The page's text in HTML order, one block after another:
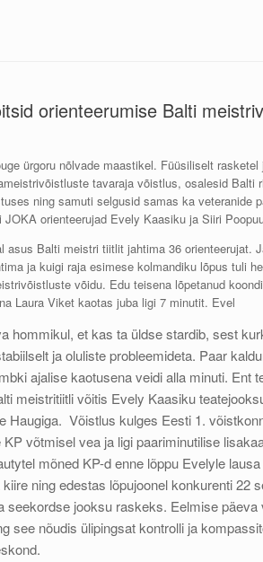
orienteerumise Balti
ürgoru nõlvade maastikel. Füüsiliselt
tavaraja võistlus, osalesid Balti
ning samuti selgusid samas ka veteranide
orienteerujad Evely Kaasiku ja Siiri
asus Balti meistri tiitlit jahtima 36 orienteerujat.
ja kuigi raja esimese kolmandiku lõpus tuli
võidu. Edu teisena lõpetanud
Laura Viket kaotas juba ligi 7 minutit. Evel
hommikul, et kas ta üldse stardib, sest
ja oluliste probleemideta. Paar
ajalise kaotusena veidi alla minuti. Ent
meistritiitli võitis Evely Kaasiku
Haugiga. Võistlus kulges Eesti 1.
võtmisel vea ja ligi paariminutilise
mõned KP-d enne lõppu Evelyle
ning edestas lõpujoonel konkurenti 22
jooksu raskeks. Eelmise päeva
see nõudis ülipingsat kontrolli ja